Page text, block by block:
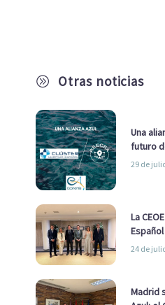
A Otras noticias
Una
futuro
29 de
La
24 de
Madrid